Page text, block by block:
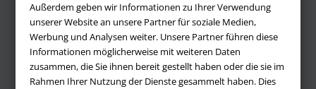
Außerdem geben wir Informationen zu Ihrer Verwendung
unserer Website an unsere Partner für soziale Medien,
Werbung und Analysen weiter. Unsere Partner führen diese
Informationen möglicherweise mit weiteren Daten
zusammen, die Sie ihnen bereit gestellt haben oder die sie im
Rahmen Ihrer Nutzung der Dienste gesammelt haben. Dies
Über buchversandmimpf2000.de
Impressum
Versandbedingungen
Widerruf